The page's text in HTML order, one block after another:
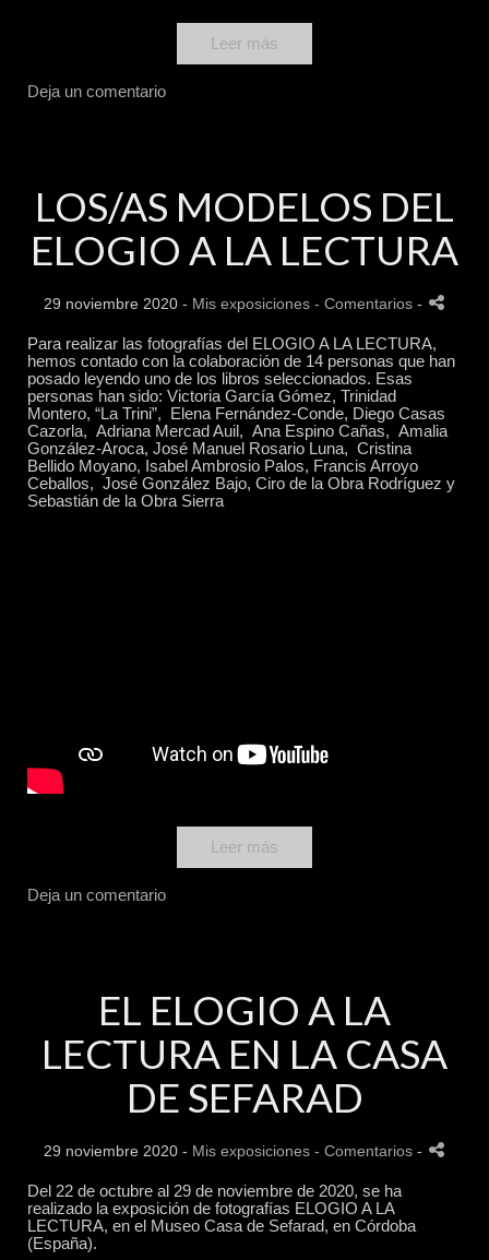
Leer más
Deja un comentario
LOS/AS MODELOS DEL
ELOGIO A LA LECTURA
29 noviembre 2020 - Mis exposiciones - Comentarios -
Para realizar las fotografías del ELOGIO A LA LECTURA,
hemos contado con la colaboración de 14 personas que han
posado leyendo uno de los libros seleccionados. Esas
personas han sido: Victoria García Gómez, Trinidad
Montero, “La Trini”, Elena Fernández-Conde, Diego Casas
Cazorla, Adriana Mercad Auil, Ana Espino Cañas, Amalia
González-Aroca, José Manuel Rosario Luna, Cristina
Bellido Moyano, Isabel Ambrosio Palos, Francis Arroyo
Ceballos, José González Bajo, Ciro de la Obra Rodríguez y
Sebastián de la Obra Sierra
Leer más
Deja un comentario
EL ELOGIO A LA
LECTURA EN LA CASA
DE SEFARAD
29 noviembre 2020 - Mis exposiciones - Comentarios -
Del 22 de octubre al 29 de noviembre de 2020, se ha
realizado la exposición de fotografías ELOGIO A LA
LECTURA, en el Museo Casa de Sefarad, en Córdoba
(España).